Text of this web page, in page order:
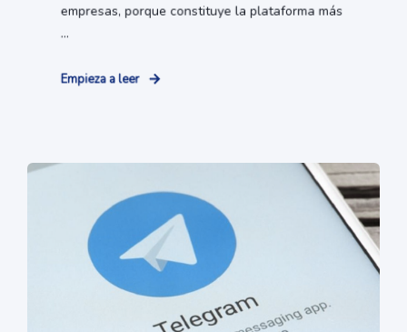
empresas, porque constituye la plataforma más
...
Empieza a leer